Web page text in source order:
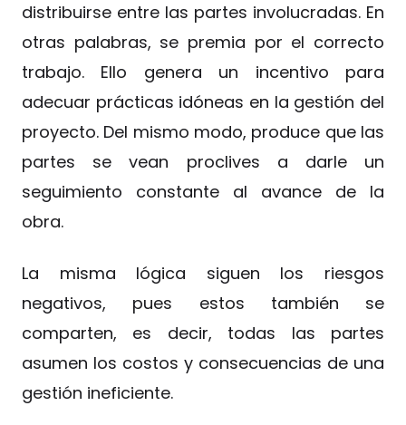
distribuirse entre las partes involucradas. En
otras palabras, se premia por el correcto
trabajo. Ello genera un incentivo para
adecuar prácticas idóneas en la gestión del
proyecto. Del mismo modo, produce que las
partes se vean proclives a darle un
seguimiento constante al avance de la
obra.
La misma lógica siguen los riesgos
negativos, pues estos también se
comparten, es decir, todas las partes
asumen los costos y consecuencias de una
gestión ineficiente.